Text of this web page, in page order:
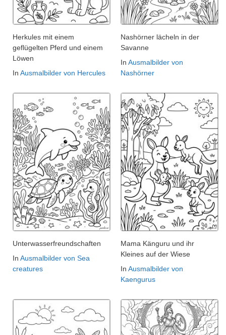
Herkules mit einem
geflügelten Pferd und einem
Löwen
In Ausmalbilder von Hercules
Nashörner lächeln in der
Savanne
In Ausmalbilder von
Nashörner
Unterwasserfreundschaften
In Ausmalbilder von Sea
creatures
Mama Känguru und ihr
Kleines auf der Wiese
In Ausmalbilder von
Kaengurus